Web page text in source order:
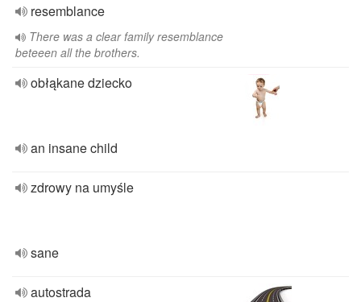
resemblance
There was a clear family resemblance
beteeen all the brothers.
obłąkane dziecko
an insane child
zdrowy na umyśle
sane
autostrada